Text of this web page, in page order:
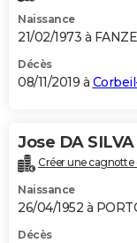
Naissance
21/02/1973 à
Décès
08/11/2019 à
Jose DA
Créer une cagnotte
Naissance
26/04/1952 à
Décès